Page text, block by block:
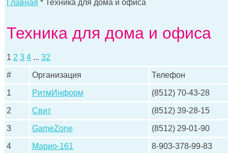
Главная * Техника для дома и офиса
Техника для дома и офиса
1 2 3 4 ... 32
# Организация Телефон
1 РитмИнформ (8512) 70-43-28
2 Свит (8512) 39-28-15
3 GameZone (8512) 29-01-90
4 Марио-161 8-903-378-99-83